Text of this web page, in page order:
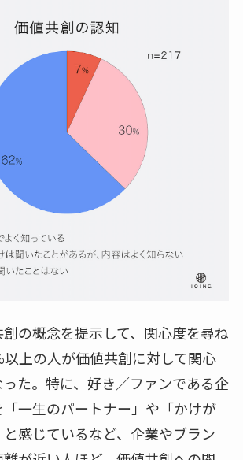
の概念を提示して、関心度を尋ね
上の人が価値共創に対して関心
た。特に、好き／ファンである企
一生のパートナー」や「かけが
感じているなど、企業やブラン